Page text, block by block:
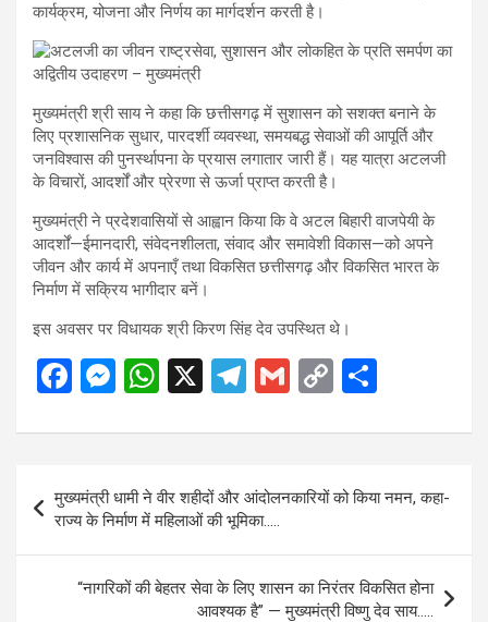
कार्यक्रम, योजना और निर्णय का मार्गदर्शन करती है।
मुख्यमंत्री श्री साय ने कहा कि छत्तीसगढ़ में सुशासन को सशक्त बनाने के
लिए प्रशासनिक सुधार, पारदर्शी व्यवस्था, समयबद्ध सेवाओं की आपूर्ति और
जनविश्वास की पुनर्स्थापना के प्रयास लगातार जारी हैं। यह यात्रा अटलजी
के विचारों, आदर्शों और प्रेरणा से ऊर्जा प्राप्त करती है।
मुख्यमंत्री ने प्रदेशवासियों से आह्वान किया कि वे अटल बिहारी वाजपेयी के
आदर्शों—ईमानदारी, संवेदनशीलता, संवाद और समावेशी विकास—को अपने
जीवन और कार्य में अपनाएँ तथा विकसित छत्तीसगढ़ और विकसित भारत के
निर्माण में सक्रिय भागीदार बनें।
इस अवसर पर विधायक श्री किरण सिंह देव उपस्थित थे।
F
ce
b
o
o
k
M
se
n
g
er
W
at
s
A
p
p
X
T
e
gr
a
m
G
ail
C
py
Li
n
k
ar
navigation
मुख्यमंत्री धामी ने वीर शहीदों और आंदोलनकारियों को किया नमन, कहा-
राज्य के निर्माण में महिलाओं की भूमिका…..
“नागरिकों की बेहतर सेवा के लिए शासन का निरंतर विकसित होना
आवश्यक है” — मुख्यमंत्री विष्णु देव साय…..